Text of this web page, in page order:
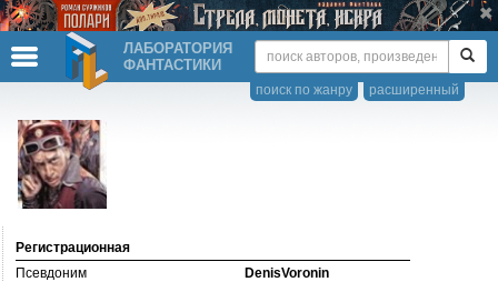
ЛАБОРАТОРИЯ
ФАНТАСТИКИ
расширенный
поиск по жанру
Регистрационная
Псевдоним
DenisVoronin